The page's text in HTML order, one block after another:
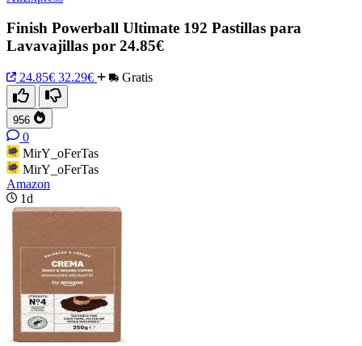
Finish Powerball Ultimate 192 Pastillas para
Lavavajillas por 24.85€
24.85€ 32.29€ Gratis
956
0
MirY_oFerTas
MirY_oFerTas
Amazon
1d